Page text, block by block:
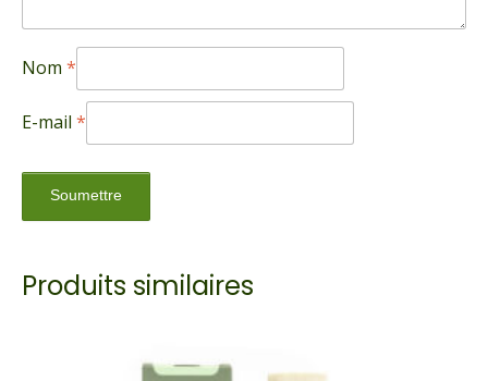
Nom *
E-mail *
Produits similaires